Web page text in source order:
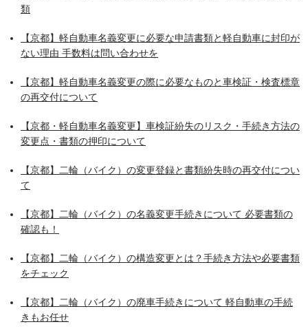
類
【京都】軽自動車名義変更に必要な申請書類と軽自動車に封印が
ない理由 手数料は問い合わせを
【京都】軽自動車名義変更の際に必要なものと車検証・検査標章
の再交付について
【京都・軽自動車名義変更】車検証紛失のリスク・手続き方法の
変更点・書類の押印について
【京都】二輪（バイク）の変更登録と書類紛失時の再交付につい
て
【京都】二輪（バイク）の名義変更手続きについて 必要書類の
確認も！
【京都】二輪（バイク）の構造変更とは？手続き方法や必要書類
をチェック
【京都】二輪（バイク）の廃車手続きについて 軽自動車の手続
きもお任せ